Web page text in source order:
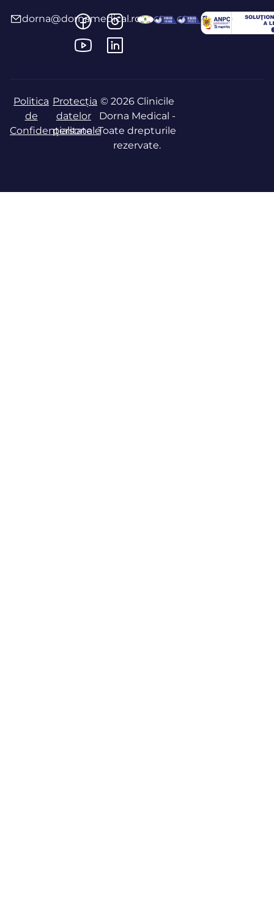
dorna@dornamedical.ro
Politica
de
Confidențialitate
Protecția
datelor
personale
© 2026 Clinicile
Dorna Medical -
Toate drepturile
rezervate.